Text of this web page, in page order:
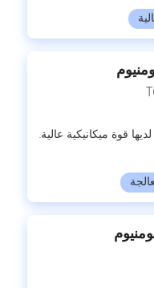
قوة ميكانيكية عالية.